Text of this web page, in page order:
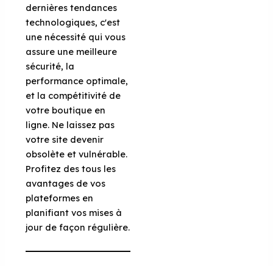
dernières tendances
technologiques, c'est
une nécessité qui vous
assure une meilleure
sécurité, la
performance optimale,
et la compétitivité de
votre boutique en
ligne. Ne laissez pas
votre site devenir
obsolète et vulnérable.
Profitez des tous les
avantages de vos
plateformes en
planifiant vos mises à
jour de façon régulière.